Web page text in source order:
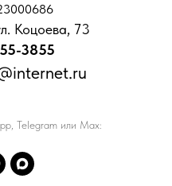
Коцоева, 73
3855
Telegram или Max: